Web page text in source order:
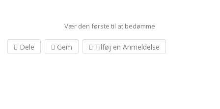
Vær den første til at bedømme
Dele Gem Tilføj en Anmeldelse